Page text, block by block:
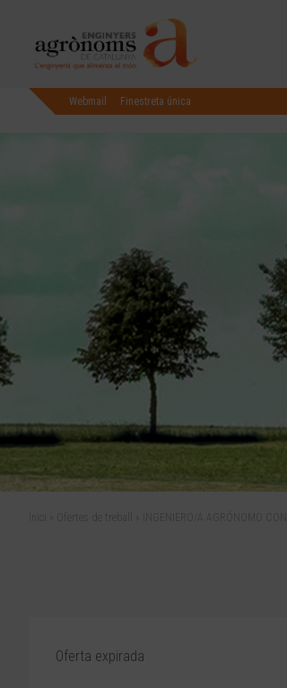
Webmail Finestreta única
Oferta expirada